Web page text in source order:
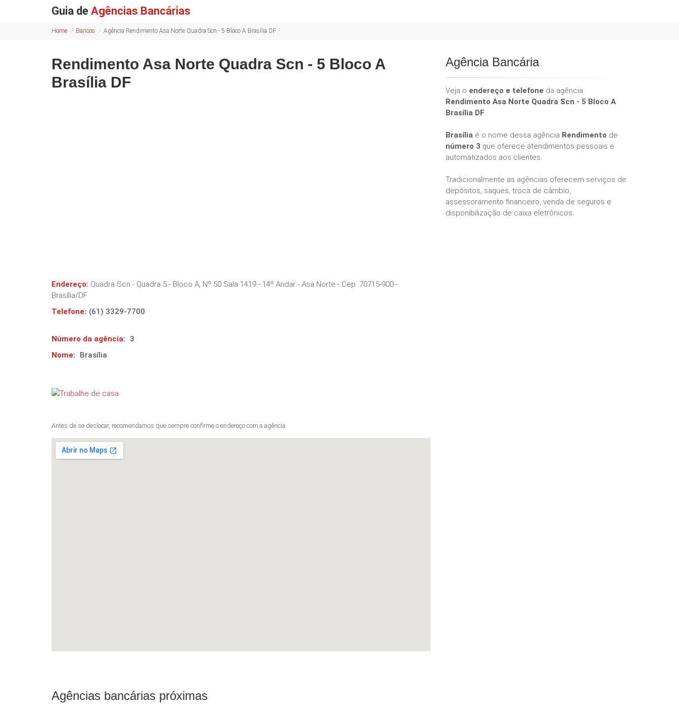
Guia de Agências Bancárias
Home Bancos Agência Rendimento Asa Norte Quadra Scn - 5 Bloco A Brasília DF
Rendimento Asa Norte Quadra Scn - 5 Bloco A
Brasília DF
Endereço: Quadra Scn - Quadra 5 - Bloco A, Nº 50 Sala 1419 - 14º Andar - Asa Norte - Cep: 70715-900 -
Brasília/DF
Telefone: (61) 3329-7700
Número da agência:
3
Nome:
Brasília
Antes de se deslocar, recomendamos que sempre confirme o endereço com a agência.
Agência Bancária
Veja o endereço e telefone da agência
Rendimento Asa Norte Quadra Scn - 5 Bloco A
Brasília DF.
Brasília é o nome dessa agência Rendimento de
número 3 que oferece atendimentos pessoais e
automatizados aos clientes.
Tradicionalmente as agências oferecem serviços de
depósitos, saques, troca de câmbio,
assessoramento financeiro, venda de seguros e
disponibilização de caixa eletrônicos.
Agências bancárias próximas